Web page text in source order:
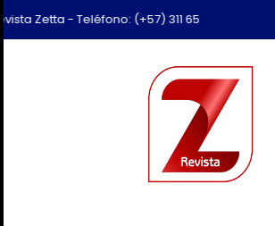
- Teléfono: (+57) 311 659 6374 - Correo: